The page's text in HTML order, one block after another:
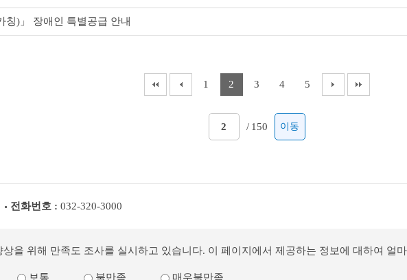
칭)」 장애인 특별공급 안내
1 2 3 4 5
/ 150 이동
전화번호 : 032-320-3000
을 위해 만족도 조사를 실시하고 있습니다. 이 페이지에서 제공하는 정보에 대하여 얼
보통 불만족 매우불만족